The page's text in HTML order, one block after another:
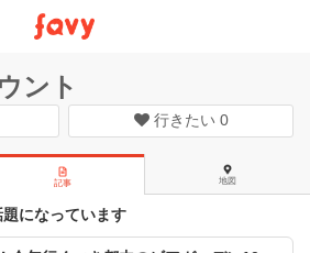
ント
行きたい 0
記事 地図
になっています